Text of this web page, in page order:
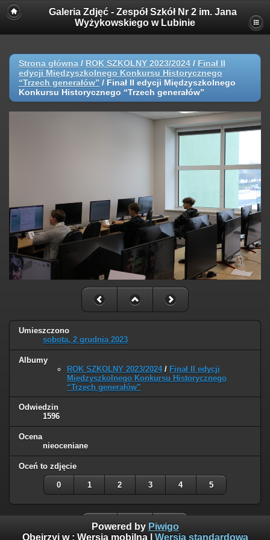
Galeria Zdjęć - Zespół Szkół Nr 2 im. Jana
Wyżykowskiego w Lubinie
Strona główna / ROK SZKOLNY 2023/2024 / Finał II
edycji Międzyszkolnego Konkursu Historycznego
“Trzech generałów” / Finał II edycji Międzyszkolnego
Konkursu Historycznego “Trzech generałów”
Umieszczono
sobota, 2 grudnia 2023
Albumy
ROK SZKOLNY 2023/2024/ Finał II edycji
Międzyszkolnego Konkursu Historycznego
“Trzech generałów”
Odwiedzin
1596
Ocena
nieoceniane
Oceń to zdjęcie
0 1 2 3 4 5
Powered by Piwigo
Obejrzyj w : Wersja mobilna| Wersja standardowa